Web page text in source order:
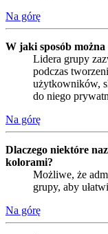
Na górę
W jaki sposób
Lidera grupy
podczas
użytkowników,
do niego
Na górę
Dlaczego niektóre
kolorami?
Możliwe, że
grupy, aby
Na górę